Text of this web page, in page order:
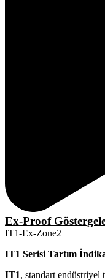
Ex-Proof
IT1-Ex-Zone2
IT1 Serisi Tartım
IT1, standart endüstriyel